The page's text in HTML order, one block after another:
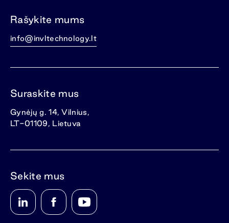
Rašykite mums
info@invltechnology.lt
Suraskite mus
Gynėjų g. 14, Vilnius,
LT-01109, Lietuva
Sekite mus